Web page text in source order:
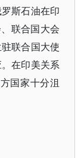
斯石油在印
联合国大会
联合国大使
在印美关系
国家十分沮